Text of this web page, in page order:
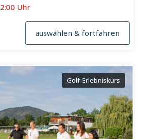
Uhr
auswählen & fortfahren
Golf-Erlebniskurs